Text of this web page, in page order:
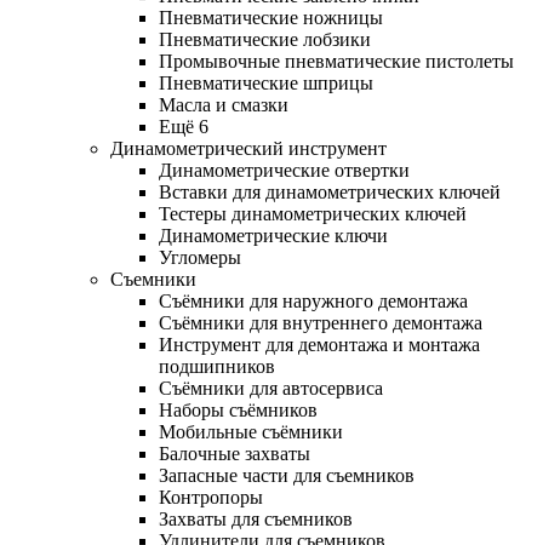
Пневматические ножницы
Пневматические лобзики
Промывочные пневматические пистолеты
Пневматические шприцы
Масла и смазки
Ещё 6
Динамометрический инструмент
Динамометрические отвертки
Вставки для динамометрических ключей
Тестеры динамометрических ключей
Динамометрические ключи
Угломеры
Съемники
Съёмники для наружного демонтажа
Съёмники для внутреннего демонтажа
Инструмент для демонтажа и монтажа
подшипников
Съёмники для автосервиса
Наборы съёмников
Мобильные съёмники
Балочные захваты
Запасные части для съемников
Контропоры
Захваты для съемников